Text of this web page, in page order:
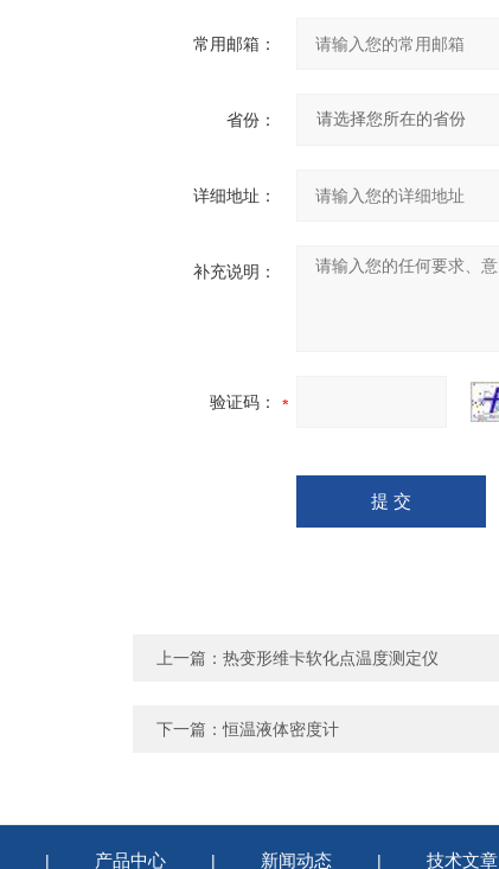
常用邮箱：
省份：
详细地址：
补充说明：
验证码：
上一篇： 热变形维卡软化点温度测定仪
下一篇：恒温液体密度计
| 产品中心 | 新闻动态 | 技术文章